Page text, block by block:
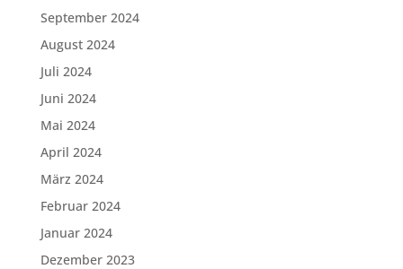
September 2024
August 2024
Juli 2024
Juni 2024
Mai 2024
April 2024
März 2024
Februar 2024
Januar 2024
Dezember 2023